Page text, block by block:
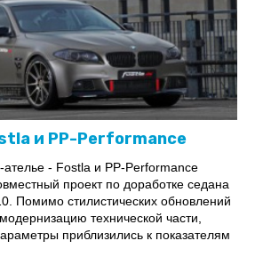
и PP-Performance
- Fostla и PP-Performance
проект по доработке седана
Помимо стилистических обновлений
технической части,
приблизились к показателям